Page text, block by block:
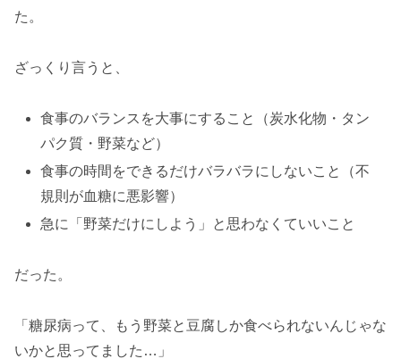
た。
ざっくり言うと、
食事のバランスを大事にすること（炭水化物・タン
パク質・野菜など）
食事の時間をできるだけバラバラにしないこと（不
規則が血糖に悪影響）
急に「野菜だけにしよう」と思わなくていいこと
だった。
「糖尿病って、もう野菜と豆腐しか食べられないんじゃな
いかと思ってました…」